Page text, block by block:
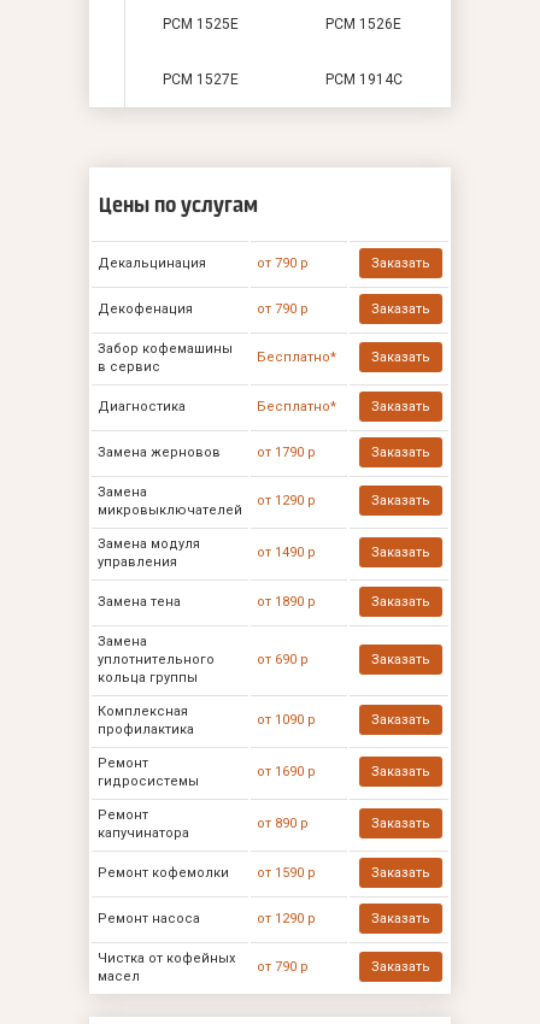
PCM 1525E PCM 1526E
PCM 1527E PCM 1914С
Цены по услугам
Декальцинация от 790 р Заказать
Декофенация от 790 р Заказать
Забор кофемашины
в сервис
Бесплатно* Заказать
Диагностика Бесплатно* Заказать
Замена жерновов от 1790 р Заказать
Замена
микровыключателей
от 1290 р Заказать
Замена модуля
управления
от 1490 р Заказать
Замена тена от 1890 р Заказать
Замена
уплотнительного
кольца группы
от 690 р Заказать
Комплексная
профилактика
от 1090 р Заказать
Ремонт
гидросистемы
от 1690 р Заказать
Ремонт
капучинатора
от 890 р Заказать
Ремонт кофемолки от 1590 р Заказать
Ремонт насоса от 1290 р Заказать
Чистка от кофейных
масел
от 790 р Заказать